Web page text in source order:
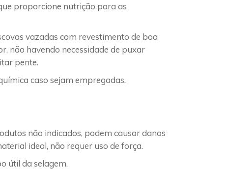
proporcione nutrição para as
vazadas com revestimento de boa
não havendo necessidade de puxar
pente.
caso sejam empregadas.
não indicados, podem causar danos
ideal, não requer uso de força.
útil da selagem.